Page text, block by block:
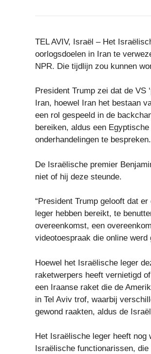
TEL AVIV, Israël – Het
oorlogsdoelen in Iran te
NPR. Die tijdlijn zou kunnen
President Trump zei dat de VS
Iran, hoewel Iran het bestaan
een rol gespeeld in de
bereiken, aldus een
onderhandelingen te bespreken.
De Israëlische premier
niet of hij deze steunde.
“President Trump gelooft dat
leger hebben bereikt, te
overeenkomst, een
videotoespraak die online werd
Hoewel het Israëlische leger
raketwerpers heeft vernietigd
een Iraanse raket die de
in Tel Aviv trof, waarbij
gewond raakten, aldus de
Het Israëlische leger heeft nog
Israëlische functionarissen,